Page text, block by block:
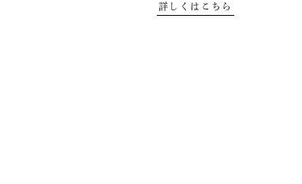
詳しくはこちら